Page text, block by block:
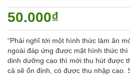
50.000₫
“Phải nghĩ tới một hình thức làm ăn
ngoài đáp ứng được mặt hình thức
dinh dưỡng cao thì mới thu hút được
cả sẽ ổn định, có được thu nhập cao.